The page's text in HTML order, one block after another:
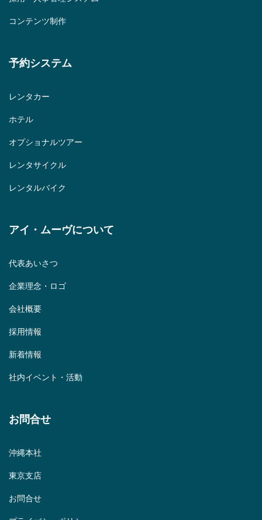
コンテンツ制作
予約システム
レンタカー
ホテル
オプショナルツアー
レンタサイクル
レンタルバイク
アイ・ムーヴについて
代表あいさつ
企業理念・ロゴ
会社概要
採用情報
新着情報
社内イベント・活動
お問合せ
沖縄本社
東京支店
お問合せ